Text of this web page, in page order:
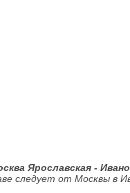
Ярославская -
следует от Москвы в